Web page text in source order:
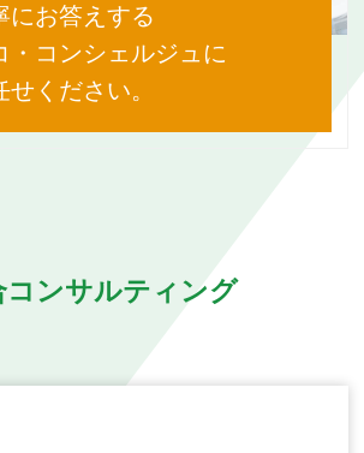
にお答えする
・コンシェルジュに
せください。
コンサルティング